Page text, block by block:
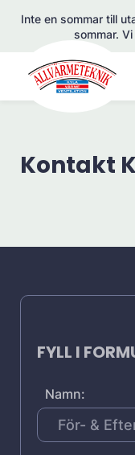
Inte en sommar till
sommar.
Kontakt
FYLL I
Namn: